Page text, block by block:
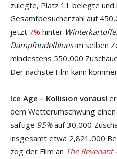
zulegte, Platz 11 belegte und
Gesamtbesucherzahl auf
jetzt 7% hinter
Dampfnudelbluesim selben
mindestens 550,000
Der nächste Film kann
Ice Age – Kollision voraus!
dem Wetterumschwung
saftige 95%auf 30,000
insgesamt etwa 2,821,000
zog der Film an The